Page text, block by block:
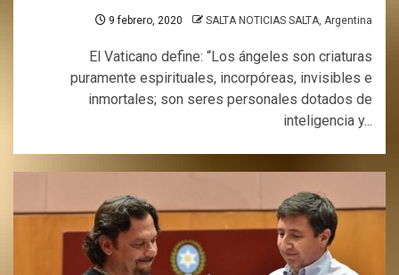
9 febrero, 2020 SALTA NOTICIAS SALTA, Argentina
El Vaticano define: “Los ángeles son criaturas
puramente espirituales, incorpóreas, invisibles e
inmortales; son seres personales dotados de
inteligencia y...